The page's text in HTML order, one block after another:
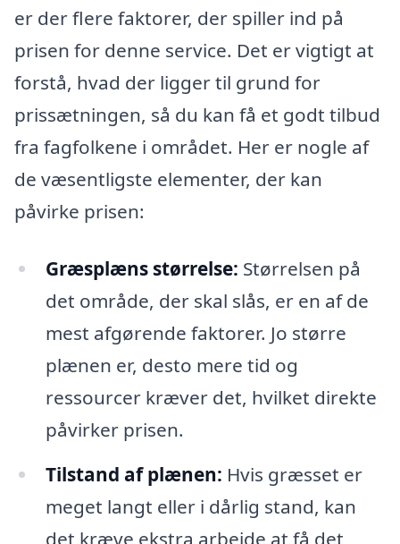
er der flere faktorer, der spiller ind på
prisen for denne service. Det er vigtigt at
forstå, hvad der ligger til grund for
prissætningen, så du kan få et godt tilbud
fra fagfolkene i området. Her er nogle af
de væsentligste elementer, der kan
påvirke prisen:
Græsplæns størrelse: Størrelsen på
det område, der skal slås, er en af de
mest afgørende faktorer. Jo større
plænen er, desto mere tid og
ressourcer kræver det, hvilket direkte
påvirker prisen.
Tilstand af plænen: Hvis græsset er
meget langt eller i dårlig stand, kan
det kræve ekstra arbejde at få det